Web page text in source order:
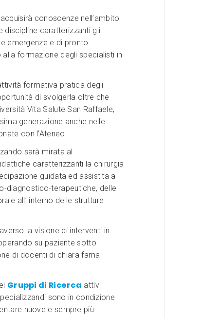
conoscenze nell’ambito
discipline caratterizzanti gli
emergenze e di pronto
formazione degli specialisti in
formativa pratica degli
di svolgerla oltre che
Vita Salute San Raffaele,
generazione anche nelle
con l’Ateneo.
sarà mirata al
caratterizzanti la chirurgia
guidata ed assistita a
diagnostico-terapeutiche, delle
all’ interno delle strutture
la visione di interventi in
su paziente sotto
di docenti di chiara fama
Gruppi di Ricerca attivi
sono in condizione
nuove e sempre più